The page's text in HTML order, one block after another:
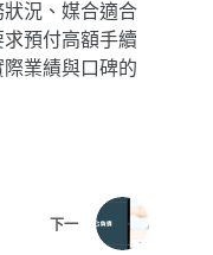
況、媒合適合
預付高額手續
業績與口碑的
下一